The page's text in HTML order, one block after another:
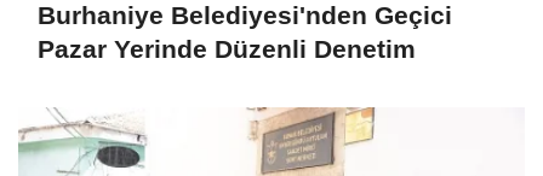
Burhaniye Belediyesi'nden Geçici
Pazar Yerinde Düzenli Denetim